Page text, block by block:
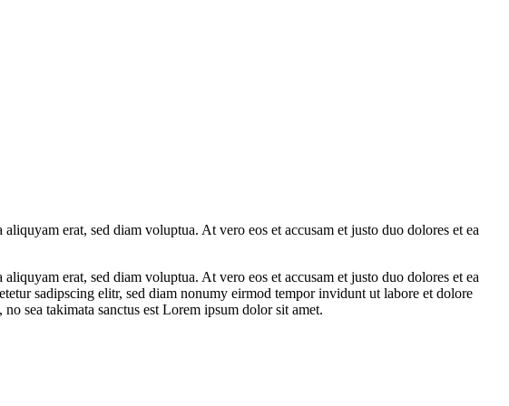
erat, sed diam voluptua. At vero eos et accusam et justo duo dolores et ea
erat, sed diam voluptua. At vero eos et accusam et justo duo dolores et ea
sadipscing elitr, sed diam nonumy eirmod tempor invidunt ut labore et dolore
sea takimata sanctus est Lorem ipsum dolor sit amet.